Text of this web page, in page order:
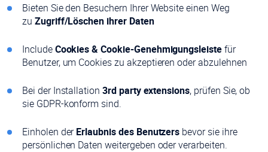
Bieten Sie den Besuchern Ihrer Website einen Weg
zu Zugriff/Löschen ihrer Daten
IncludeCookies & Cookie-Genehmigungsleistefür
Benutzer, um Cookies zu akzeptieren oder abzulehnen
Bei der Installation 3rd party extensions, prüfen Sie, ob
sie GDPR-konform sind.
Einholen derErlaubnis des Benutzers bevor sie ihre
persönlichen Daten weitergeben oder verarbeiten.